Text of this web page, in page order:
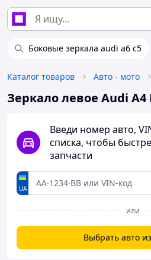
Боковые зеркала audi a6 c5
Каталог товаров Авто - мото
Зеркало левое Audi A4
Введи номер авто,
списка, чтобы
запчасти
UA
или
Выбрать авто